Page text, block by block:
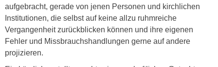
aufgebracht, gerade von jenen Personen und kirchlichen
Institutionen, die selbst auf keine allzu ruhmreiche
Vergangenheit zurückblicken können und ihre eigenen
Fehler und Missbrauchshandlungen gerne auf andere
projizieren.